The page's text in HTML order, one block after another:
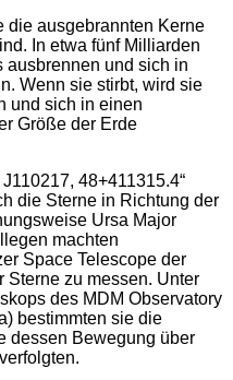
die ausgebrannten Kerne
In etwa fünf Milliarden
und sich in
Wenn sie stirbt, wird sie
und sich in einen
Größe der Erde
48+411315.4“
die Sterne in Richtung der
Ursa Major
machten
Space Telescope der
Sterne zu messen. Unter
des MDM Observatory
bestimmten sie die
dessen Bewegung über